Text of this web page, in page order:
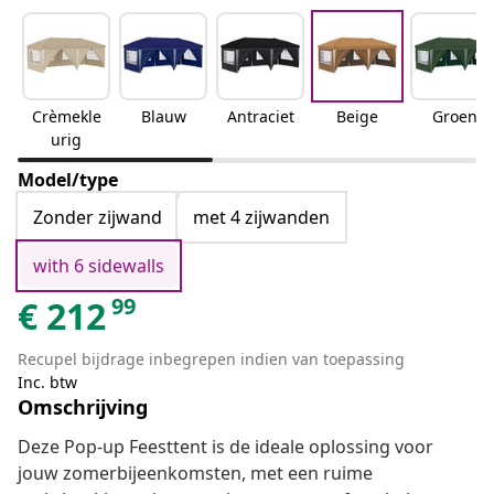
Crèmekle
urig
Blauw Antraciet Beige Groen
Model/type
Zonder zijwand
met 4 zijwanden
with 6 sidewalls
€ 21299
Recupel bijdrage inbegrepen indien van toepassing
Inc. btw
Omschrijving
Deze Pop-up Feesttent is de ideale oplossing voor
jouw zomerbijeenkomsten, met een ruime